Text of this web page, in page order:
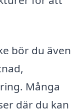
bör du även
Många
där du kan